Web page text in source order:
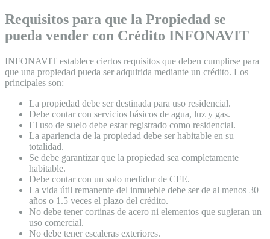
Requisitos para que la Propiedad se
pueda vender con Crédito INFONAVIT
INFONAVIT establece ciertos requisitos que deben cumplirse para
que una propiedad pueda ser adquirida mediante un crédito. Los
principales son:
La propiedad debe ser destinada para uso residencial.
Debe contar con servicios básicos de agua, luz y gas.
El uso de suelo debe estar registrado como residencial.
La apariencia de la propiedad debe ser habitable en su
totalidad.
Se debe garantizar que la propiedad sea completamente
habitable.
Debe contar con un solo medidor de CFE.
La vida útil remanente del inmueble debe ser de al menos 30
años o 1.5 veces el plazo del crédito.
No debe tener cortinas de acero ni elementos que sugieran un
uso comercial.
No debe tener escaleras exteriores.